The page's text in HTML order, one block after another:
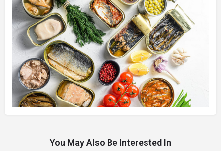
You May Also Be Interested In